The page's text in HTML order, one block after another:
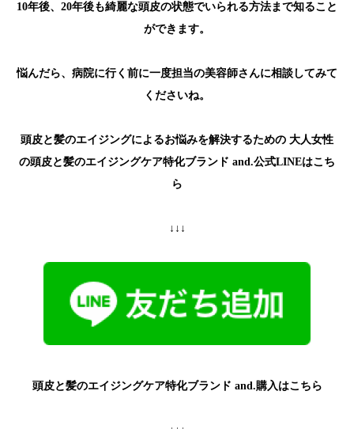
10年後、20年後も綺麗な頭皮の状態でいられる方法まで知ること
ができます。
悩んだら、病院に行く前に一度担当の美容師さんに相談してみて
くださいね。
頭皮と髪のエイジングによるお悩みを解決するための 大人女性
の頭皮と髪のエイジングケア特化ブランド and.公式LINEはこち
ら
↓↓↓
頭皮と髪のエイジングケア特化ブランド and.購入はこちら